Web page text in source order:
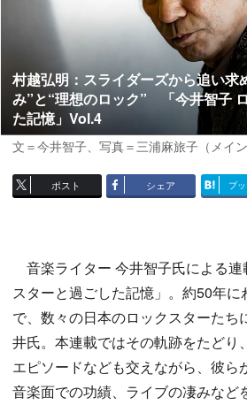
村越弘明：スライダーズから追い求
み”と“理想のロック” 「今井智子
た記憶」Vol.4
文＝今井智子、写真＝三浦麻旅子（メイン
ポスト シェア ブ
音楽ライター 今井智子氏による連
スターと過ごした記憶」。約50年に
で、数々の日本のロックスターたち
井氏。本連載ではその軌跡をたどり
エピソードなども交えながら、彼ら
音楽面での功績、ライブの凄みなど